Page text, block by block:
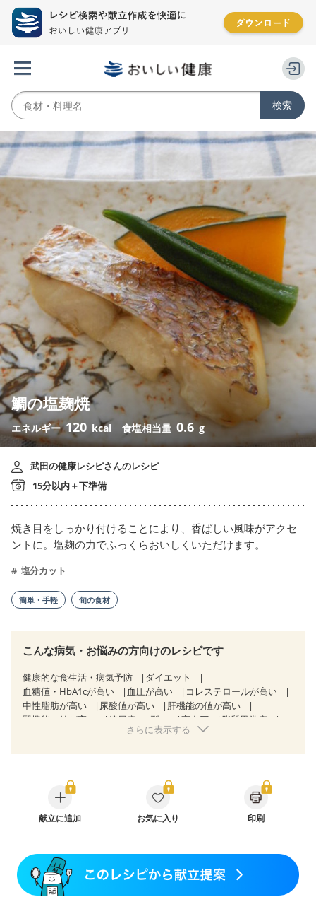
鯛の塩麹焼
エネルギー120 kcal 食塩相当量 0.6 g
武田の健康レシピさんのレシピ
15分以内＋下準備
焼き目をしっかり付けることにより、香ばしい風味がアクセ
ントに。塩麹の力でふっくらおいしくいただけます。
塩分カット
簡単・手軽 旬の食材
こんな病気・お悩みの方向けのレシピです
健康的な食生活・病気予防
ダイエット
血糖値・HbA1cが高い
血圧が高い
コレステロールが高い
中性脂肪が高い
尿酸値が高い
肝機能の値が高い
腎機能の値が高い
糖尿病（2型） 高血圧
脂質異常症
狭心症 心筋梗塞
クローン病（寛解期）
過敏性腸症候群（IBS）
糖尿病性腎症（第１期）
糖尿病性腎症（第２期）
糖尿病性腎症（第３期）
CKD（ステージ１）
乳がん（ホルモン療法中）
乳がん治療を終えた方・経過観察中の方など
胃がん（抗がん剤治療中）
さらに表示する
献立に追加 お気に入り 印刷